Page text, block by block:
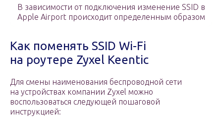
В зависимости от подключения изменение SSID в
Apple Airport происходит определенным образом
Как поменять SSID Wi-Fi
на роутере Zyxel Keentic
Для смены наименования беспроводной сети
на устройствах компании Zyxel можно
воспользоваться следующей пошаговой
инструкцией: